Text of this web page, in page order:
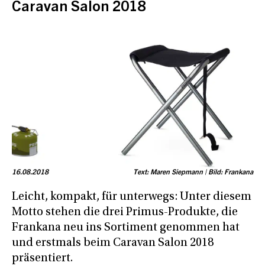
Caravan Salon 2018
16.08.2018 Text: Maren Siepmann | Bild: Frankana
Leicht, kompakt, für unterwegs: Unter diesem
Motto stehen die drei Primus-Produkte, die
Frankana neu ins Sortiment genommen hat
und erstmals beim Caravan Salon 2018
präsentiert.